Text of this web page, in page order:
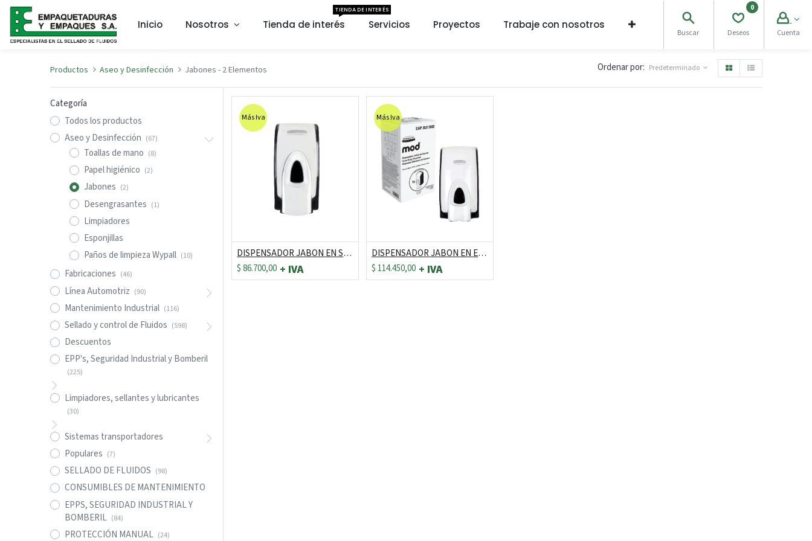
Inicio Nosotros Tienda de interés
TIENDA DE INTERÉS
Servicios Proyectos Trabaje con nosotros
Buscar
0
Deseos Cuenta
Productos Aseo y Desinfección Jabones - 2 Elementos Ordenar por: Predeterminado
Categoría
Todos los productos
Aseo y Desinfección (67)
Toallas de mano (8)
Papel higiénico (2)
Jabones (2)
Desengrasantes (1)
Limpiadores
Esponjillas
Paños de limpieza Wypall (10)
Fabricaciones (46)
Línea Automotriz (90)
Mantenimiento Industrial (116)
Sellado y control de Fluidos (598)
Descuentos
EPP's, Seguridad Industrial y Bomberil
(225)
Limpiadores, sellantes y lubricantes
(30)
Sistemas transportadores
Populares (7)
SELLADO DE FLUIDOS (98)
CONSUMIBLES DE MANTENIMIENTO
EPPS, SEGURIDAD INDUSTRIAL Y
BOMBERIL (84)
PROTECCIÓN MANUAL (24)
DISPENSADOR JABON EN SPRAY X 400ML REF: 30217695
$86.700,00
Más Iva
DISPENSADOR JABON EN ESPUMA REF: 30163094/30217692
$ 114.450,00
Más Iva